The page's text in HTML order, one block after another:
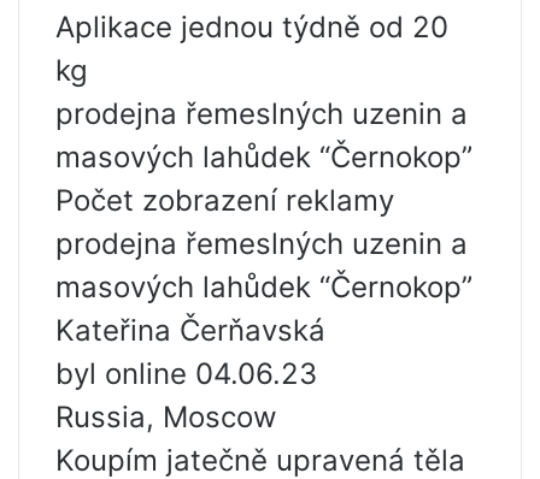
Aplikace jednou týdně od 20
kg
prodejna řemeslných uzenin a
masových lahůdek “Černokop”
Počet zobrazení reklamy
prodejna řemeslných uzenin a
masových lahůdek “Černokop”
Kateřina Čerňavská
byl online 04.06.23
Russia, Moscow
Koupím jatečně upravená těla